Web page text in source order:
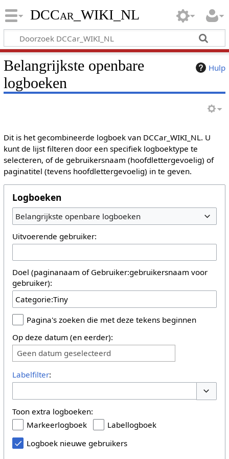
DCCar_WIKI_NL
Hulp
Belangrijkste openbare
logboeken
Dit is het gecombineerde logboek van DCCar_WIKI_NL. U
kunt de lijst filteren door een specifiek logboektype te
selecteren, of de gebruikersnaam (hoofdlettergevoelig) of
paginatitel (tevens hoofdlettergevoelig) in te geven.
Logboeken
Belangrijkste openbare logboeken
Uitvoerende gebruiker:
Doel (paginanaam of Gebruiker:gebruikersnaam voor
gebruiker):
Pagina's zoeken die met deze tekens beginnen
Op deze datum (en eerder):
Geen datum geselecteerd
Labelfilter:
Toon extra logboeken:
Markeerlogboek
Labellogboek
Logboek nieuwe gebruikers